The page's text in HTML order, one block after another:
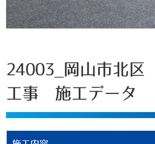
24003_岡山市北
工事 施工データ